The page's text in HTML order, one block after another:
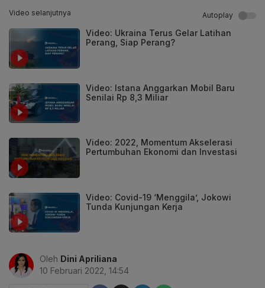
Video selanjutnya Autoplay
Video: Ukraina Terus Gelar Latihan
Perang, Siap Perang?
Video: Istana Anggarkan Mobil Baru
Senilai Rp 8,3 Miliar
Video: 2022, Momentum Akselerasi
Pertumbuhan Ekonomi dan Investasi
Video: Covid-19 ‘Menggila’, Jokowi
Tunda Kunjungan Kerja
Oleh Dini Apriliana
10 Februari 2022, 14:54